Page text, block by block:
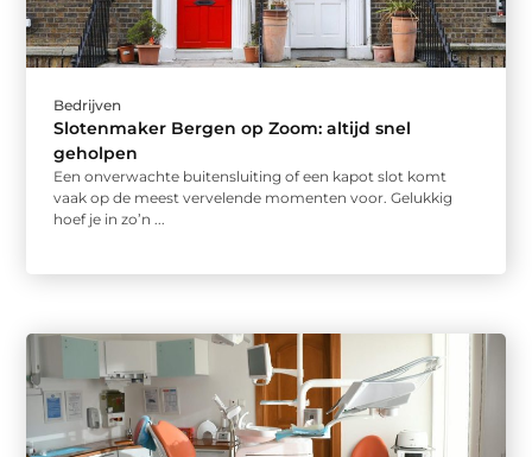
Bedrijven
Slotenmaker Bergen op Zoom: altijd snel
geholpen
Een onverwachte buitensluiting of een kapot slot komt
vaak op de meest vervelende momenten voor. Gelukkig
hoef je in zo’n ...